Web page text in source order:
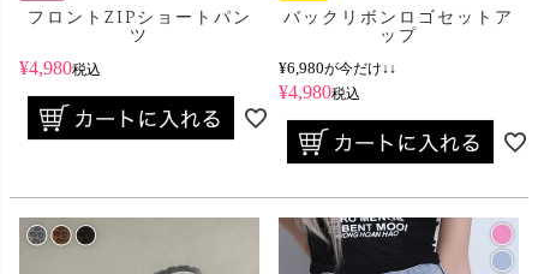
フロントZIPショートパン
ツ
¥4,980税込
バックリボンロゴセットア
ップ
¥6,980が今だけ↓↓
¥4,980税込